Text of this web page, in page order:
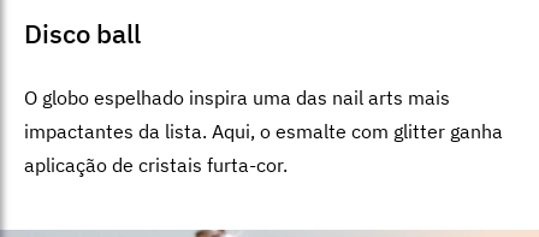
Disco ball
O globo espelhado inspira uma das nail arts mais
impactantes da lista. Aqui, o esmalte com glitter ganha
aplicação de cristais furta-cor.